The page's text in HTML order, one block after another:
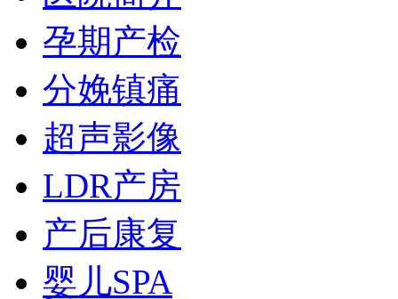
孕期产检
分娩镇痛
超声影像
LDR产房
产后康复
婴儿SPA